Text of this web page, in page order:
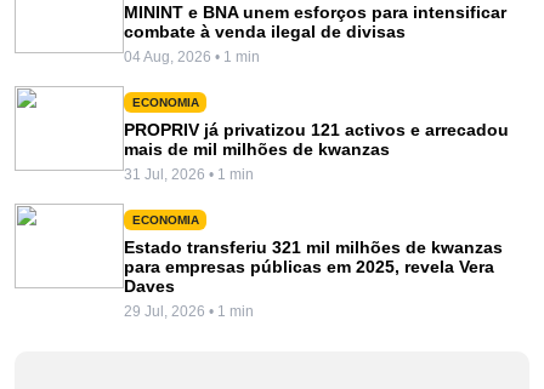
MININT e BNA unem esforços para intensificar
combate à venda ilegal de divisas
04 Aug, 2026 • 1 min
ECONOMIA
PROPRIV já privatizou 121 activos e arrecadou
mais de mil milhões de kwanzas
31 Jul, 2026 • 1 min
ECONOMIA
Estado transferiu 321 mil milhões de kwanzas
para empresas públicas em 2025, revela Vera
Daves
29 Jul, 2026 • 1 min